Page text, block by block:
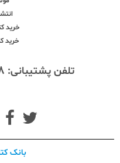
خرید
خرید
تلفن پشتیبانی:
بانک